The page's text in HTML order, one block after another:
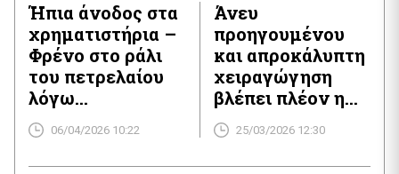
Ήπια άνοδος στα
χρηματιστήρια –
Φρένο στο ράλι
του πετρελαίου
λόγω
προσδοκιών
αποκλιμάκωσης
06/04/2026 10:22
Άνευ
προηγουμένου
και απροκάλυπτη
χειραγώγηση
βλέπει πλέον η
αγορά από τον
Τραμπ στο
πετρέλαιο
25/03/2026 12:30